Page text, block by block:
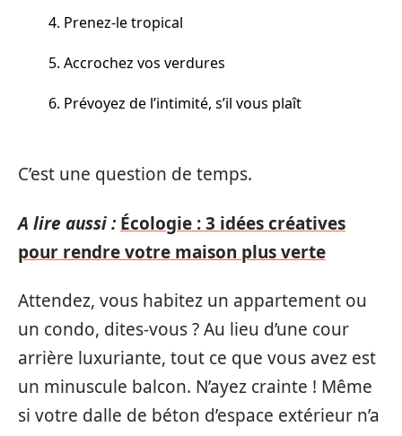
4. Prenez-le tropical
5. Accrochez vos verdures
6. Prévoyez de l’intimité, s’il vous plaît
C’est une question de temps.
A lire aussi : Écologie : 3 idées créatives
pour rendre votre maison plus verte
Attendez, vous habitez un appartement ou
un condo, dites-vous ? Au lieu d’une cour
arrière luxuriante, tout ce que vous avez est
un minuscule balcon. N’ayez crainte ! Même
si votre dalle de béton d’espace extérieur n’a